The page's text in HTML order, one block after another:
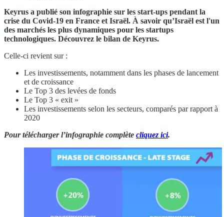
Keyrus a publié son infographie sur les start-ups pendant la
crise du Covid-19 en France et Israël. À savoir qu’Israël est l'un
des marchés les plus dynamiques pour les startups
technologiques. Découvrez le bilan de Keyrus.
Celle-ci revient sur :
Les investissements, notamment dans les phases de lancement
et de croissance
Le Top 3 des levées de fonds
Le Top 3 « exit »
Les investissements selon les secteurs, comparés par rapport à
2020
Pour télécharger l’infographie complète cliquez ici.